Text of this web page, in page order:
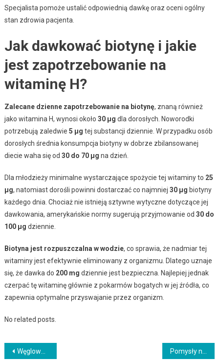
Specjalista pomoże ustalić odpowiednią dawkę oraz oceni ogólny
stan zdrowia pacjenta.
Jak dawkować biotynę i jakie
jest zapotrzebowanie na
witaminę H?
Zalecane dzienne zapotrzebowanie na biotynę, znaną również
jako witamina H, wynosi około 30 µg dla dorosłych. Noworodki
potrzebują zaledwie 5 µg tej substancji dziennie. W przypadku osób
dorosłych średnia konsumpcja biotyny w dobrze zbilansowanej
diecie waha się od 30 do 70 µg na dzień.
Dla młodzieży minimalne wystarczające spożycie tej witaminy to 25
µg, natomiast dorośli powinni dostarczać co najmniej 30 µg biotyny
każdego dnia. Chociaż nie istnieją sztywne wytyczne dotyczące jej
dawkowania, amerykańskie normy sugerują przyjmowanie od 30 do
100 µg dziennie.
Biotyna jest rozpuszczalna w wodzie, co sprawia, że nadmiar tej
witaminy jest efektywnie eliminowany z organizmu. Dlatego uznaje
się, że dawka do 200 mg dziennie jest bezpieczna. Najlepiej jednak
czerpać tę witaminę głównie z pokarmów bogatych w jej źródła, co
zapewnia optymalne przyswajanie przez organizm.
No related posts.
Nawigacja
Węglowodany w diecie: Jakie mają znaczenie dla zdrowia?